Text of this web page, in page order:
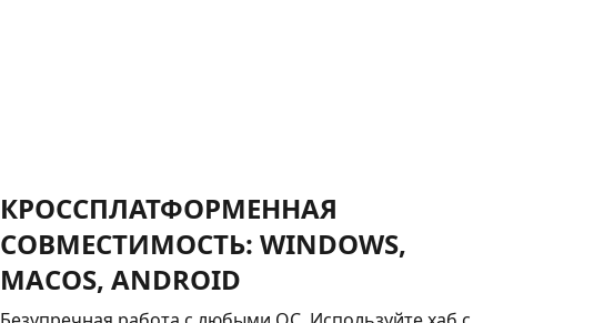
КРОССПЛАТФОРМЕННАЯ
СОВМЕСТИМОСТЬ: WINDOWS,
MACOS, ANDROID